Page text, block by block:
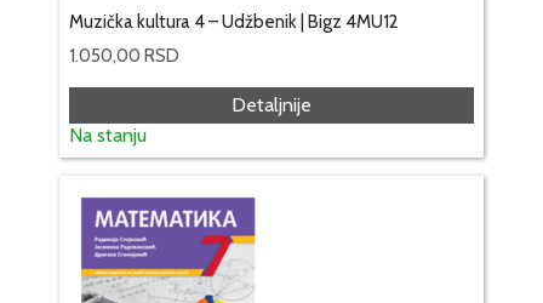
Muzička kultura 4 – Udžbenik | Bigz 4MU12
1.050,00 RSD
Detaljnije
Na stanju